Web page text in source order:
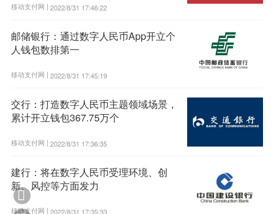
移动支付网 | 2022/8/31 17:46:22
邮储银行：通过数字人民币App开立个
人钱包数排第一
移动支付网 | 2022/8/31 17:45:19
交行：打造数字人民币主题领域场景，
累计开立钱包367.75万个
移动支付网 | 2022/8/31 17:36:35
建行：将在数字人民币受理环境、创
新、风控等方面发力
移动支付网 | 2022/8/31 17:35:33
